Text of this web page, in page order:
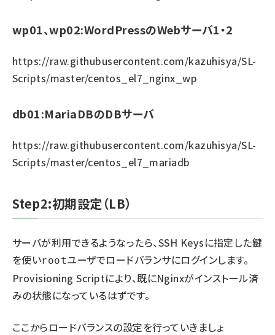
wp01、wp02:WordPressのWebサーバ1・2
https://raw.githubusercontent.com/kazuhisya/SL-
Scripts/master/centos_el7_nginx_wp
db01:MariaDBのDBサーバ
https://raw.githubusercontent.com/kazuhisya/SL-
Scripts/master/centos_el7_mariadb
Step2:初期設定（LB）
サーバが利用できるようなったら、SSH Keysに指定した鍵
を使いrootユーザでロードバランサにログインします。
Provisioning Scriptにより、既にNginxがインストール済
みの状態になっているはずです。
ここからロードバランスの設定を行っていきましょ